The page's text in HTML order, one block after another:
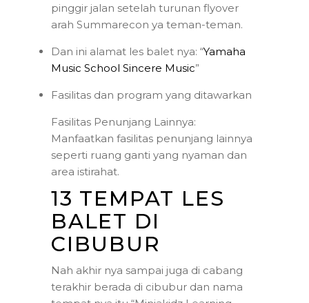
pinggir jalan setelah turunan flyover
arah Summarecon ya teman-teman.
Dan ini alamat les balet nya: “Yamaha
Music School Sincere Music”
Fasilitas dan program yang ditawarkan
Fasilitas Penunjang Lainnya:
Manfaatkan fasilitas penunjang lainnya
seperti ruang ganti yang nyaman dan
area istirahat.
13 TEMPAT LES
BALET DI
CIBUBUR
Nah akhir nya sampai juga di cabang
terakhir berada di cibubur dan nama